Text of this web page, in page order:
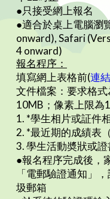
●只接受網上報名
●適合於桌上電腦瀏
onward), Safari
4 onward)
報名程序：
填寫網上表格前(連結
文件檔案：要求格
10MB；像素上限為
1. *學生相片或証件
2. *最近期的成績表
3. 學生活動奬狀或證
●報名程序完成後，
「電郵驗證通知」
圾郵箱